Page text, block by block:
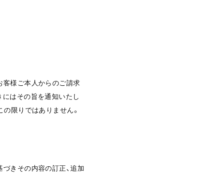
客様ご本人からのご請求
にはその旨を通知いたし
の限りではありません。
きその内容の訂正、追加